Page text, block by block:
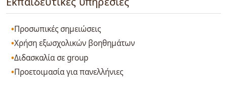
Προσωπικές σημειώσεις
Χρήση εξωσχολικών βοηθημάτων
Διδασκαλία σε group
Προετοιμασία για πανελλήνιες